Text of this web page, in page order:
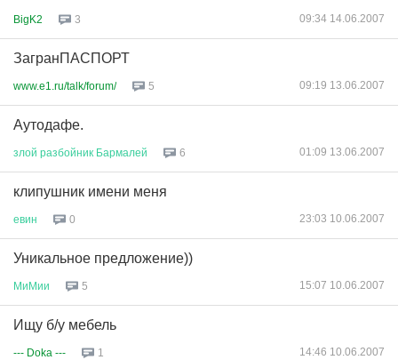
BigK2 3 09:34 14.06.2007
ЗагранПАСПОРТ
www.e1.ru/talk/forum/ 5 09:19 13.06.2007
Аутодафе.
злой разбойник Бармалей 6 01:09 13.06.2007
клипушник имени меня
евин 0 23:03 10.06.2007
Уникальное предложение))
МиМии 5 15:07 10.06.2007
Ищу б/у мебель
--- Doka --- 1 14:46 10.06.2007